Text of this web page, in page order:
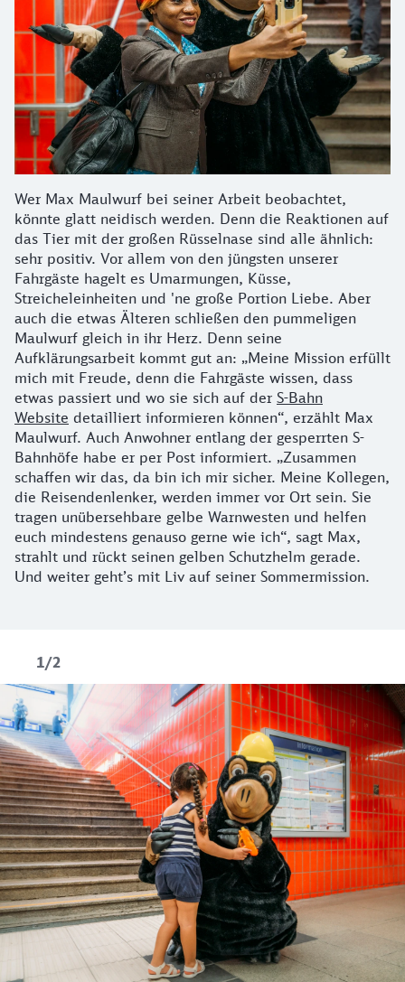
Wer Max Maulwurf bei seiner Arbeit beobachtet,
könnte glatt neidisch werden. Denn die Reaktionen auf
das Tier mit der großen Rüsselnase sind alle ähnlich:
sehr positiv. Vor allem von den jüngsten unserer
Fahrgäste hagelt es Umarmungen, Küsse,
Streicheleinheiten und 'ne große Portion Liebe. Aber
auch die etwas Älteren schließen den pummeligen
Maulwurf gleich in ihr Herz. Denn seine
Aufklärungsarbeit kommt gut an: „Meine Mission erfüllt
mich mit Freude, denn die Fahrgäste wissen, dass
etwas passiert und wo sie sich auf der S-Bahn
Website detailliert informieren können“, erzählt Max
Maulwurf. Auch Anwohner entlang der gesperrten S-
Bahnhöfe habe er per Post informiert. „Zusammen
schaffen wir das, da bin ich mir sicher. Meine Kollegen,
die Reisendenlenker, werden immer vor Ort sein. Sie
tragen unübersehbare gelbe Warnwesten und helfen
euch mindestens genauso gerne wie ich“, sagt Max,
strahlt und rückt seinen gelben Schutzhelm gerade.
Und weiter geht’s mit Liv auf seiner Sommermission.
1/2